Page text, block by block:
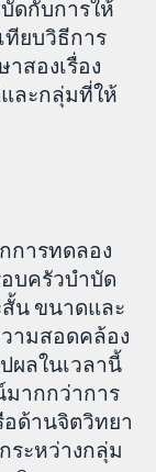
ดกับการให้
ทียบวิธีการ
สองเรื่อง
ละกลุ่มที่ให้
ารทดลอง
บครัวบำบัด
น ขนาดและ
ามสอดคล้อง
ผลในเวลานี้
ากกว่าการ
ด้านจิตวิทยา
ระหว่างกลุ่ม